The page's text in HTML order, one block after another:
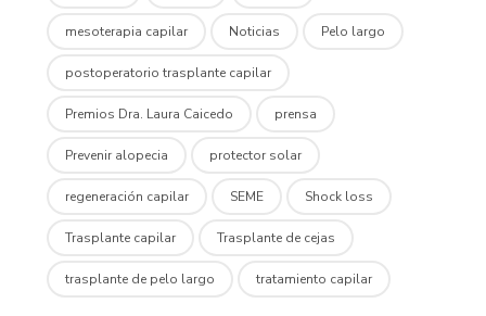
mesoterapia capilar Noticias Pelo largo
postoperatorio trasplante capilar
Premios Dra. Laura Caicedo prensa
Prevenir alopecia protector solar
regeneración capilar SEME Shock loss
Trasplante capilar Trasplante de cejas
trasplante de pelo largo tratamiento capilar